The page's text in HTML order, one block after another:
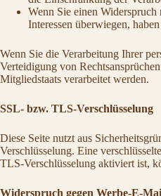
Wenn Sie einen
Interessen überwiegen,
Wenn Sie die Verarbeitung Ihrer
Verteidigung von
Mitgliedstaats verarbeitet werden.
SSL- bzw. TLS-Verschlüsselung
Diese Seite nutzt aus
Verschlüsselung. Eine
TLS-Verschlüsselung aktiviert ist,
Widerspruch gegen Werbe-E-